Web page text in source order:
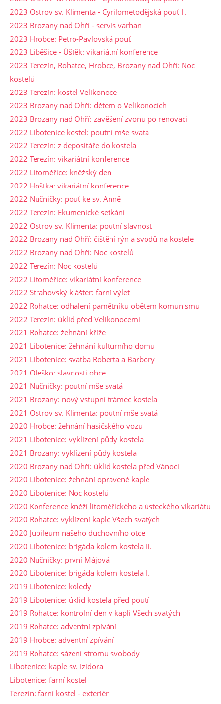
2023 Ostrov sv. Klimenta - Cyrilometodějská pouť II.
2023 Brozany nad Ohří - servis varhan
2023 Hrobce: Petro-Pavlovská pouť
2023 Liběšice - Úštěk: vikariátní konference
2023 Terezín, Rohatce, Hrobce, Brozany nad Ohří: Noc
kostelů
2023 Terezín: kostel Velikonoce
2023 Brozany nad Ohří: dětem o Velikonocích
2023 Brozany nad Ohří: zavěšení zvonu po renovaci
2022 Libotenice kostel: poutní mše svatá
2022 Terezín: z depositáře do kostela
2022 Terezín: vikariátní konference
2022 Litoměřice: kněžský den
2022 Hoštka: vikariátní konference
2022 Nučničky: pouť ke sv. Anně
2022 Terezín: Ekumenické setkání
2022 Ostrov sv. Klimenta: poutní slavnost
2022 Brozany nad Ohří: čištění rýn a svodů na kostele
2022 Brozany nad Ohří: Noc kostelů
2022 Terezín: Noc kostelů
2022 Litoměřice: vikariátní konference
2022 Strahovský klášter: farní výlet
2022 Rohatce: odhalení pamětníku obětem komunismu
2022 Terezín: úklid před Velikonocemi
2021 Rohatce: žehnání kříže
2021 Libotenice: žehnání kulturního domu
2021 Libotenice: svatba Roberta a Barbory
2021 Oleško: slavnosti obce
2021 Nučničky: poutní mše svatá
2021 Brozany: nový vstupní trámec kostela
2021 Ostrov sv. Klimenta: poutní mše svatá
2020 Hrobce: žehnání hasičského vozu
2021 Libotenice: vyklízení půdy kostela
2021 Brozany: vyklízení půdy kostela
2020 Brozany nad Ohří: úklid kostela před Vánoci
2020 Libotenice: žehnání opravené kaple
2020 Libotenice: Noc kostelů
2020 Konference kněží litoměřického a ústeckého vikariátu
2020 Rohatce: vyklízení kaple Všech svatých
2020 Jubileum našeho duchovního otce
2020 Libotenice: brigáda kolem kostela II.
2020 Nučničky: první Májová
2020 Libotenice: brigáda kolem kostela I.
2019 Libotenice: koledy
2019 Libotenice: úklid kostela před poutí
2019 Rohatce: kontrolní den v kapli Všech svatých
2019 Rohatce: adventní zpívání
2019 Hrobce: adventní zpívání
2019 Rohatce: sázení stromu svobody
Libotenice: kaple sv. Izidora
Libotenice: farní kostel
Terezín: farní kostel - exteriér